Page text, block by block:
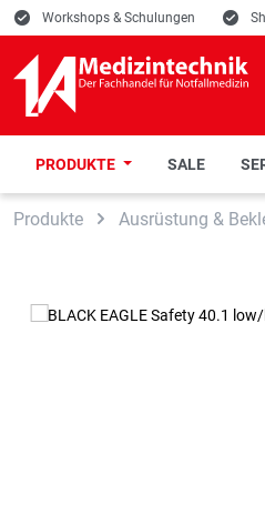
Zur Suche springen
Zur Hauptnavigation springen
E Workshops & Schulungen E
PRODUKTE SALE
Produkte Ausrüstung &